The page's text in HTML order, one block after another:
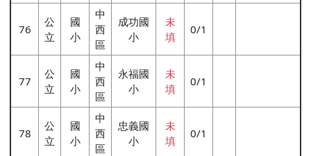
76
公
立
國
小
中
西
區
成功國
小
未
填
0/1
77
公
立
國
小
中
西
區
永福國
小
未
填
0/1
78
公
立
國
小
中
西
區
忠義國
小
未
填
0/1